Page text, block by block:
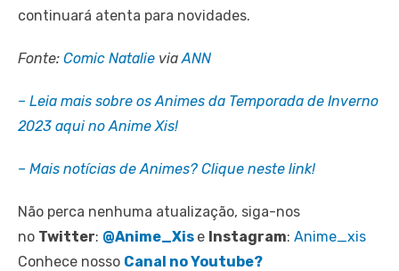
continuará atenta para novidades.
Fonte: Comic Natalie viaANN
– Leia mais sobre os Animes da Temporada de Inverno
2023 aqui no Anime Xis!
– Mais notícias de Animes? Clique neste link!
Não perca nenhuma atualização, siga-nos
no Twitter: @Anime_Xis e Instagram: Anime_xis
Conhece nosso Canal no Youtube?